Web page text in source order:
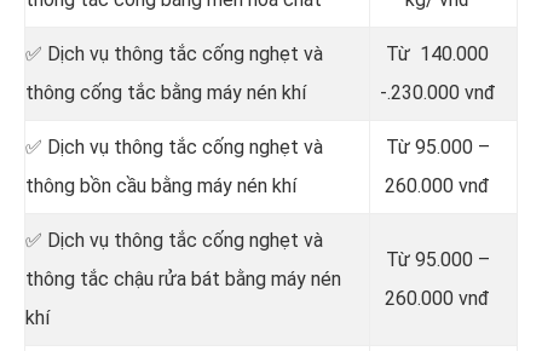
✅ Dịch vụ thông tắc cống nghẹt và
thông cống tắc bằng máy nén khí
Từ 140.000
-.230.000 vnđ
✅ Dịch vụ thông tắc cống nghẹt và
thông bồn cầu bằng máy nén khí
Từ 95.000 –
260.000 vnđ
✅ Dịch vụ thông tắc cống nghẹt và
thông tắc chậu rửa bát bằng máy nén
khí
Từ 95.000 –
260.000 vnđ